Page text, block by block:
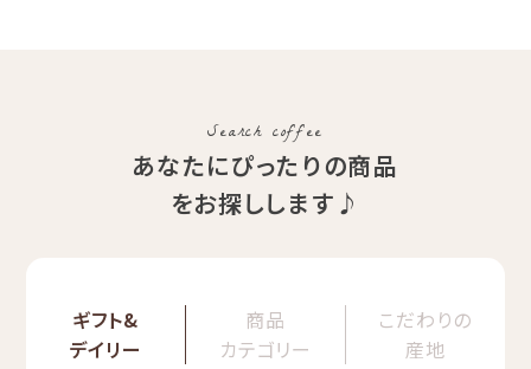
Search coffee
あなたにぴったりの商品
をお探しします♪
ギフト&
デイリー
商品
カテゴリー
こだわりの
産地